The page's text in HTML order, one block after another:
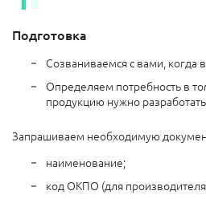
Подготовка
Созваниваемся с вами, когда
Определяем потребность в
продукцию нужно
Запрашиваем необходимую
наименование;
код ОКПО (для